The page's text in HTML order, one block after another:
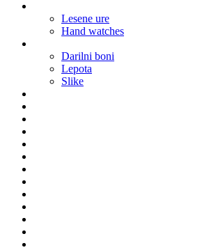
Lesene ure
Hand watches
Darilni boni
Lepota
Slike